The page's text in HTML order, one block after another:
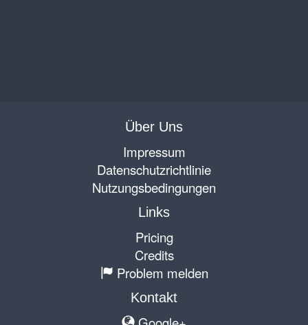
Über Uns
Impressum
Datenschutzrichtlinie
Nutzungsbedingungen
Links
Pricing
Credits
Problem melden
Kontakt